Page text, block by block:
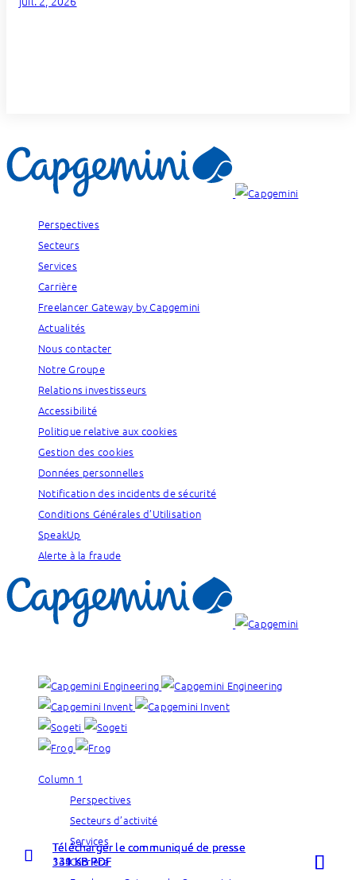
Télécharger le communiqué de presse
334 KB PDF
Télécharger le communiqué de presse
131 KB PDF
Télécharger le communiqué de presse
149 KB PDF
Perspectives
Secteurs
Services
Carrière
Freelancer Gateway by Capgemini
Actualités
Nous contacter
Notre Groupe
Relations investisseurs
Accessibilité
Politique relative aux cookies
Gestion des cookies
Données personnelles
Notification des incidents de sécurité
Conditions Générales d’Utilisation
SpeakUp
Alerte à la fraude
Column 1
Perspectives
Secteurs d’activité
Services
Carrière